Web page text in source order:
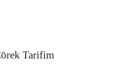
Tarifim